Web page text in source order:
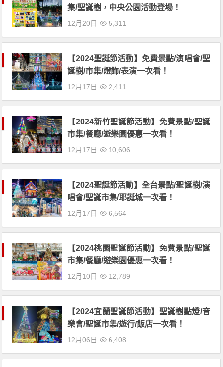
集/聖誕樹，中央公園活動登場！
12月20日 5,311
【2024聖誕節活動】免費景點/演唱會/聖
誕樹/市集/燈飾/表演一次看！
12月17日 2,411
【2024新竹聖誕節活動】免費景點/聖誕
市集/餐廳/遊樂園優惠一次看！
12月17日 10,606
【2024聖誕節活動】全台景點/聖誕樹/演
唱會/聖誕市集/耶誕城一次看！
12月17日 6,564
【2024桃園聖誕節活動】免費景點/聖誕
市集/餐廳/遊樂園優惠一次看！
12月10日 12,789
【2024宜蘭聖誕節活動】聖誕樹點燈/音
樂會/聖誕市集/遊行/飯店一次看！
12月06日 6,408